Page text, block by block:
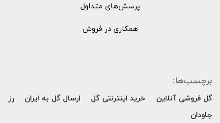
پرسش‌های متداول
همکاری در فروش
برچسب‌ها:
گل فروشی آنلاین خرید اینترنتی گل ارسال گل به ایران
رز
جاودان